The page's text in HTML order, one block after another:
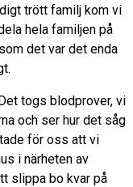
trött familj kom vi
hela familjen på
det var det enda
togs blodprover, vi
och ser hur det såg
för oss att vi
i närheten av
slippa bo kvar på